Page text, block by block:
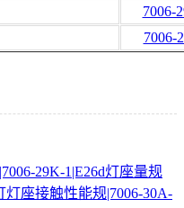
7006-
7006-
29K-1|E26d灯座量规
灯座接触性能规|7006-30A-